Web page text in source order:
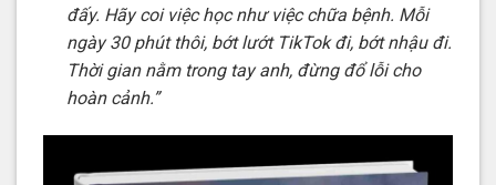
đấy. Hãy coi việc học như việc chữa bệnh. Mỗi
ngày 30 phút thôi, bớt lướt TikTok đi, bớt nhậu đi.
Thời gian nằm trong tay anh, đừng đổ lỗi cho
hoàn cảnh.”